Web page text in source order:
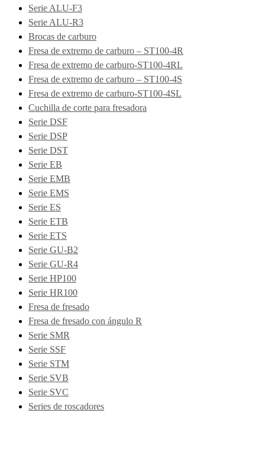
Serie ALU-F3
Serie ALU-R3
Brocas de carburo
Fresa de extremo de carburo – ST100-4R
Fresa de extremo de carburo-ST100-4RL
Fresa de extremo de carburo – ST100-4S
Fresa de extremo de carburo-ST100-4SL
Cuchilla de corte para fresadora
Serie DSF
Serie DSP
Serie DST
Serie EB
Serie EMB
Serie EMS
Serie ES
Serie ETB
Serie ETS
Serie GU-B2
Serie GU-R4
Serie HP100
Serie HR100
Fresa de fresado
Fresa de fresado con ángulo R
Serie SMR
Serie SSF
Serie STM
Serie SVB
Serie SVC
Series de roscadores